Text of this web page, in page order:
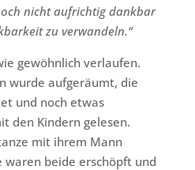
nicht aufrichtig dankbar
zu verwandeln.“
gewöhnlich verlaufen.
wurde aufgeräumt, die
und noch etwas
den Kindern gelesen.
mit ihrem Mann
waren beide erschöpft und